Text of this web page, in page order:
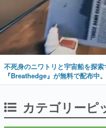
不死身のニワトリと宇宙船を探
『Breathedge』が無料で配布中
カテゴリーピ